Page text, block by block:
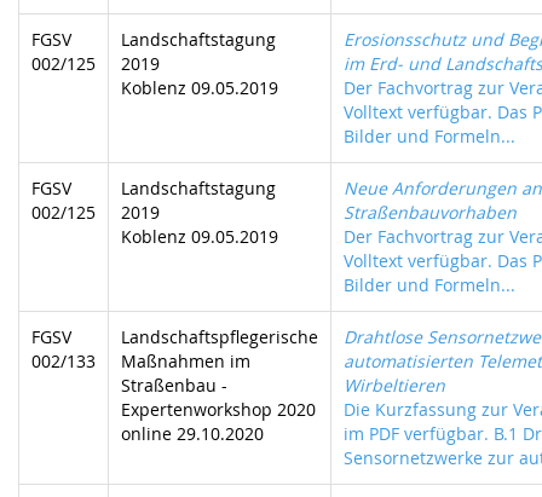
FGSV
002/125
Landschaftstagung
2019
Koblenz 09.05.2019
Erosionsschutz und
im Erd- und
Der Fachvortrag zur
Volltext verfügbar. Das
Bilder und Formeln...
FGSV
002/125
Landschaftstagung
2019
Koblenz 09.05.2019
Neue Anforderungen
Straßenbauvorhaben
Der Fachvortrag zur
Volltext verfügbar. Das
Bilder und Formeln...
FGSV
002/133
Landschaftspflegerische
Maßnahmen im
Straßenbau -
Expertenworkshop 2020
online 29.10.2020
Drahtlose
automatisierten
Wirbeltieren
Die Kurzfassung zur
im PDF verfügbar. B.1
Sensornetzwerke zur